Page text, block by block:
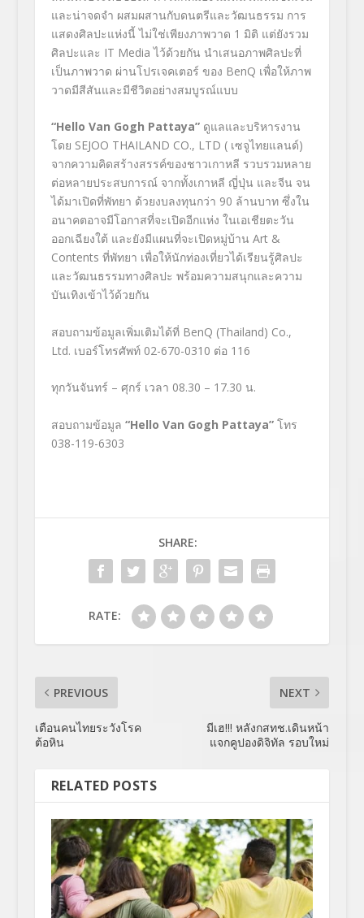
และน่าจดจำ ผสมผสานกับดนตรีและวัฒนธรรม การ
แสดงศิลปะแห่งนี้ ไม่ใช่เพียงภาพวาด 1 มิติ แต่ยังรวม
ศิลปะและ IT Media ไว้ด้วยกัน นำเสนอภาพศิลปะที่
เป็นภาพวาด ผ่านโปรเจคเตอร์ ของ BenQ เพื่อให้ภาพ
วาดมีสีสันและมีชีวิตอย่างสมบูรณ์แบบ
“Hello Van Gogh Pattaya”ดูแลและบริหารงาน
โดย SEJOO THAILAND CO., LTD ( เซจูไทยแลนด์)
จากความคิดสร้างสรรค์ของชาวเกาหลี รวบรวมหลาย
ต่อหลายประสบการณ์ จากทั้งเกาหลี ญี่ปุ่น และจีน จน
ได้มาเปิดที่พัทยา ด้วยงบลงทุนกว่า 90 ล้านบาท ซึ่งใน
อนาคตอาจมีโอกาสที่จะเปิดอีกแห่ง ในเอเชียตะวัน
ออกเฉียงใต้ และยังมีแผนที่จะเปิดหมู่บ้าน Art &
Contents ที่พัทยา เพื่อให้นักท่องเที่ยวได้เรียนรู้ศิลปะ
และวัฒนธรรมทางศิลปะ พร้อมความสนุกและความ
บันเทิงเข้าไว้ด้วยกัน
สอบถามข้อมูลเพิ่มเติมได้ที่ BenQ (Thailand) Co.,
Ltd. เบอร์โทรศัพท์ 02-670-0310 ต่อ 116
ทุกวันจันทร์ – ศุกร์ เวลา 08.30 – 17.30 น.
สอบถามข้อมูล “Hello Van Gogh Pattaya”โทร
038-119-6303
SHARE:
RATE:
PREVIOUS
เตือนคนไทยระวังโรค
ต้อหิน
NEXT
มีเฮ!!! หลังกสทช.เดินหน้า
แจกคูปองดิจิทัล รอบใหม่
RELATED POSTS